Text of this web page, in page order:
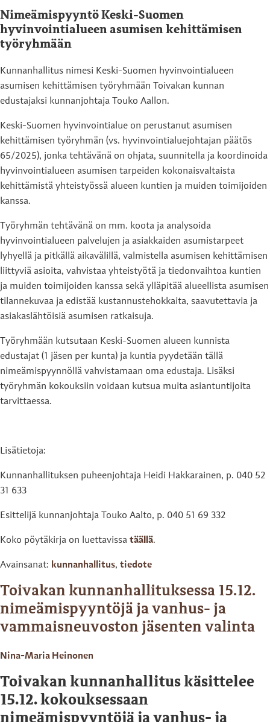
Nimeämispyyntö Keski-Suomen
hyvinvointialueen asumisen kehittämisen
työryhmään
Kunnanhallitus nimesi Keski-Suomen hyvinvointialueen
asumisen kehittämisen työryhmään Toivakan kunnan
edustajaksi kunnanjohtaja Touko Aallon.
Keski-Suomen hyvinvointialue on perustanut asumisen
kehittämisen työryhmän (vs. hyvinvointialuejohtajan päätös
65/2025), jonka tehtävänä on ohjata, suunnitella ja koordinoida
hyvinvointialueen asumisen tarpeiden kokonaisvaltaista
kehittämistä yhteistyössä alueen kuntien ja muiden toimijoiden
kanssa.
Työryhmän tehtävänä on mm. koota ja analysoida
hyvinvointialueen palvelujen ja asiakkaiden asumistarpeet
lyhyellä ja pitkällä aikavälillä, valmistella asumisen kehittämisen
liittyviä asioita, vahvistaa yhteistyötä ja tiedonvaihtoa kuntien
ja muiden toimijoiden kanssa sekä ylläpitää alueellista asumisen
tilannekuvaa ja edistää kustannustehokkaita, saavutettavia ja
asiakaslähtöisiä asumisen ratkaisuja.
Työryhmään kutsutaan Keski-Suomen alueen kunnista
edustajat (1 jäsen per kunta) ja kuntia pyydetään tällä
nimeämispyynnöllä vahvistamaan oma edustaja. Lisäksi
työryhmän kokouksiin voidaan kutsua muita asiantuntijoita
tarvittaessa.
Lisätietoja:
Kunnanhallituksen puheenjohtaja Heidi Hakkarainen, p. 040 52
31 633
Esittelijä kunnanjohtaja Touko Aalto, p. 040 51 69 332
Koko pöytäkirja on luettavissa täällä.
Avainsanat: kunnanhallitus, tiedote
Toivakan kunnanhallituksessa 15.12.
nimeämispyyntöjä ja vanhus- ja
vammaisneuvoston jäsenten valinta
Nina-Maria Heinonen
Toivakan kunnanhallitus käsittelee
15.12. kokouksessaan
nimeämispyyntöjä ja vanhus- ja